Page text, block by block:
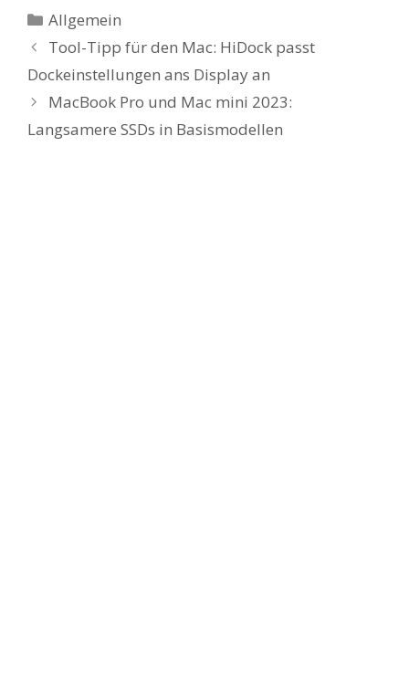
Kategorien
Allgemein
Tool-Tipp für den Mac: HiDock passt
Dockeinstellungen ans Display an
MacBook Pro und Mac mini 2023:
Langsamere SSDs in Basismodellen